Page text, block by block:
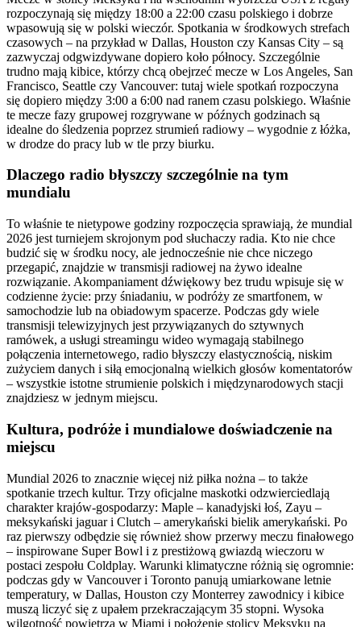
rozpoczynają się między 18:00 a 22:00 czasu polskiego i dobrze
wpasowują się w polski wieczór. Spotkania w środkowych strefach
czasowych – na przykład w Dallas, Houston czy Kansas City – są
zazwyczaj odgwizdywane dopiero koło północy. Szczególnie
trudno mają kibice, którzy chcą obejrzeć mecze w Los Angeles, San
Francisco, Seattle czy Vancouver: tutaj wiele spotkań rozpoczyna
się dopiero między 3:00 a 6:00 nad ranem czasu polskiego. Właśnie
te mecze fazy grupowej rozgrywane w późnych godzinach są
idealne do śledzenia poprzez strumień radiowy – wygodnie z łóżka,
w drodze do pracy lub w tle przy biurku.
Dlaczego radio błyszczy szczególnie na tym
mundialu
To właśnie te nietypowe godziny rozpoczęcia sprawiają, że mundial
2026 jest turniejem skrojonym pod słuchaczy radia. Kto nie chce
budzić się w środku nocy, ale jednocześnie nie chce niczego
przegapić, znajdzie w transmisji radiowej na żywo idealne
rozwiązanie. Akompaniament dźwiękowy bez trudu wpisuje się w
codzienne życie: przy śniadaniu, w podróży ze smartfonem, w
samochodzie lub na obiadowym spacerze. Podczas gdy wiele
transmisji telewizyjnych jest przywiązanych do sztywnych
ramówek, a usługi streamingu wideo wymagają stabilnego
połączenia internetowego, radio błyszczy elastycznością, niskim
zużyciem danych i siłą emocjonalną wielkich głosów komentatorów
– wszystkie istotne strumienie polskich i międzynarodowych stacji
znajdziesz w jednym miejscu.
Kultura, podróże i mundialowe doświadczenie na
miejscu
Mundial 2026 to znacznie więcej niż piłka nożna – to także
spotkanie trzech kultur. Trzy oficjalne maskotki odzwierciedlają
charakter krajów-gospodarzy: Maple – kanadyjski łoś, Zayu –
meksykański jaguar i Clutch – amerykański bielik amerykański. Po
raz pierwszy odbędzie się również show przerwy meczu finałowego
– inspirowane Super Bowl i z prestiżową gwiazdą wieczoru w
postaci zespołu Coldplay. Warunki klimatyczne różnią się ogromnie:
podczas gdy w Vancouver i Toronto panują umiarkowane letnie
temperatury, w Dallas, Houston czy Monterrey zawodnicy i kibice
muszą liczyć się z upałem przekraczającym 35 stopni. Wysoka
wilgotność powietrza w Miami i położenie stolicy Meksyku na